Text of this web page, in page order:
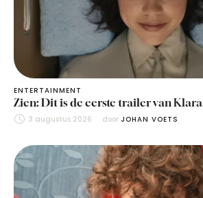
ENTERTAINMENT
Zien: Dit is de eerste trailer van
3 augustus 2026 door JOHAN VOETS